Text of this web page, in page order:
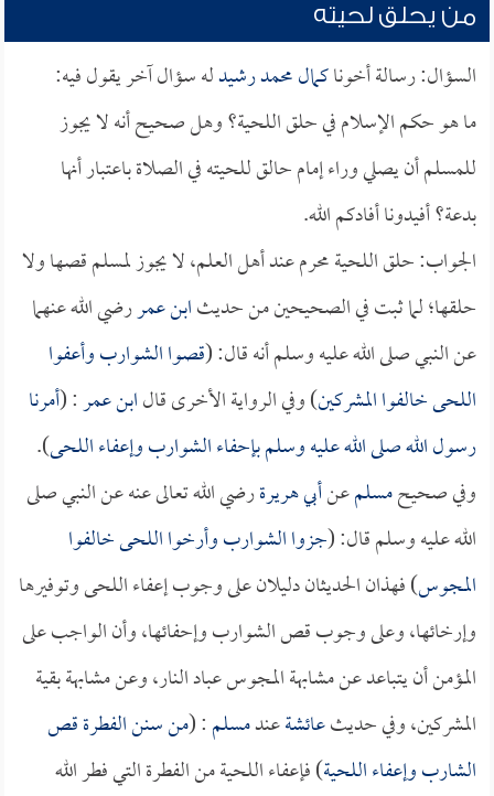
من يحلق لحيته
السؤال: رسالة أخوناكمال محمد رشيدله سؤال آخر يقول فيه:
ما هو حكم الإسلام في حلق اللحية؟ وهل صحيح أنه لا يجوز
للمسلم أن يصلي وراء إمام حالق للحيته في الصلاة باعتبار أنها
بدعة؟ أفيدونا أفادكم الله.
الجواب: حلق اللحية محرم عند أهل العلم، لا يجوز لمسلم قصها ولا
حلقها؛ لما ثبت في الصحيحين من حديثابن عمررضي الله عنهما
عن النبي صلى الله عليه وسلم أنه قال: (قصوا الشوارب وأعفوا
اللحى خالفوا المشركين) وفي الرواية الأخرى قالابن عمر: (أمرنا
رسول الله صلى الله عليه وسلم بإحفاء الشوارب وإعفاء اللحى).
وفي صحيحمسلمعنأبي هريرةرضي الله تعالى عنه عن النبي صلى
الله عليه وسلم قال: (جزوا الشوارب وأرخوا اللحى خالفوا
المجوس) فهذان الحديثان دليلان على وجوب إعفاء اللحى وتوفيرها
وإرخائها، وعلى وجوب قص الشوارب وإحفائها، وأن الواجب على
المؤمن أن يتباعد عن مشابهة المجوس عباد النار، وعن مشابهة بقية
المشركين، وفي حديثعائشةعندمسلم: (من سنن الفطرة قص
الشارب وإعفاء اللحية) فإعفاء اللحية من الفطرة التي فطر الله